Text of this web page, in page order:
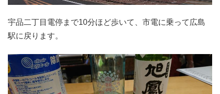
宇品二丁目電停まで10分ほど歩いて、市電に乗って広島
駅に戻ります。